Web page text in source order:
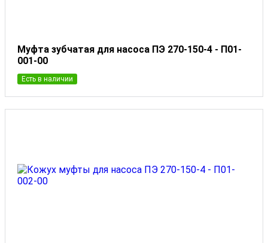
Муфта зубчатая для насоса ПЭ 270-150-4 - П01-
001-00
Есть в наличии